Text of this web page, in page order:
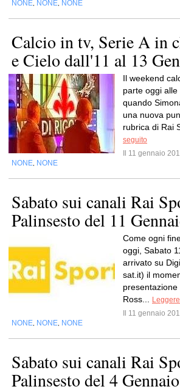
NONE NONE NONE
Calcio in tv, Serie A in
e Cielo dall'11 al 13
Il weekend
parte oggi alle
quando
una nuova
rubrica di Rai
seguito
Il 11 gennaio
NONE NONE
Sabato sui canali Rai
Palinsesto del 11
Come ogni
oggi, Sabato
arrivato su
sat.it) il
Ross...
Il 11 gennaio
NONE NONE NONE
Sabato sui canali Rai
Palinsesto del 4